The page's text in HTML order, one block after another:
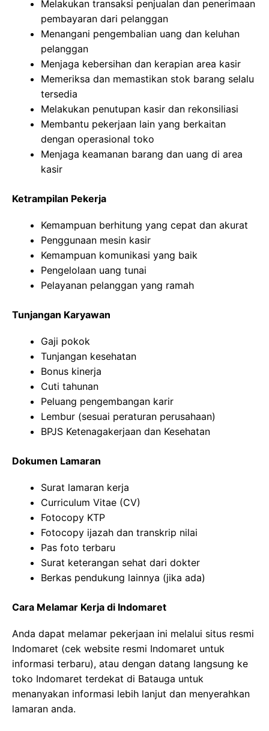
Melakukan transaksi penjualan dan penerimaan
pembayaran dari pelanggan
Menangani pengembalian uang dan keluhan
pelanggan
Menjaga kebersihan dan kerapian area kasir
Memeriksa dan memastikan stok barang selalu
tersedia
Melakukan penutupan kasir dan rekonsiliasi
Membantu pekerjaan lain yang berkaitan
dengan operasional toko
Menjaga keamanan barang dan uang di area
kasir
Ketrampilan Pekerja
Kemampuan berhitung yang cepat dan akurat
Penggunaan mesin kasir
Kemampuan komunikasi yang baik
Pengelolaan uang tunai
Pelayanan pelanggan yang ramah
Tunjangan Karyawan
Gaji pokok
Tunjangan kesehatan
Bonus kinerja
Cuti tahunan
Peluang pengembangan karir
Lembur (sesuai peraturan perusahaan)
BPJS Ketenagakerjaan dan Kesehatan
Dokumen Lamaran
Surat lamaran kerja
Curriculum Vitae (CV)
Fotocopy KTP
Fotocopy ijazah dan transkrip nilai
Pas foto terbaru
Surat keterangan sehat dari dokter
Berkas pendukung lainnya (jika ada)
Cara Melamar Kerja di Indomaret
Anda dapat melamar pekerjaan ini melalui situs resmi
Indomaret (cek website resmi Indomaret untuk
informasi terbaru), atau dengan datang langsung ke
toko Indomaret terdekat di Batauga untuk
menanyakan informasi lebih lanjut dan menyerahkan
lamaran anda.